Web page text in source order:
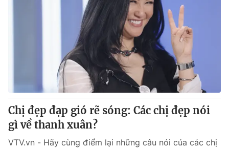
Chị đẹp đạp gió rẽ sóng: Các chị đẹp nói
gì về thanh xuân?
VTV.vn - Hãy cùng điểm lại những câu nói của các chị